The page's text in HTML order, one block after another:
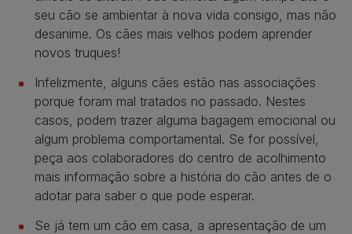
seu cão se ambientar à nova vida consigo, mas não
desanime. Os cães mais velhos podem aprender
novos truques!
Infelizmente, alguns cães estão nas associações
porque foram mal tratados no passado. Nestes
casos, podem trazer alguma bagagem emocional ou
algum problema comportamental. Se for possível,
peça aos colaboradores do centro de acolhimento
mais informação sobre a história do cão antes de o
adotar para saber o que pode esperar.
Se já tem um cão em casa, a apresentação de um